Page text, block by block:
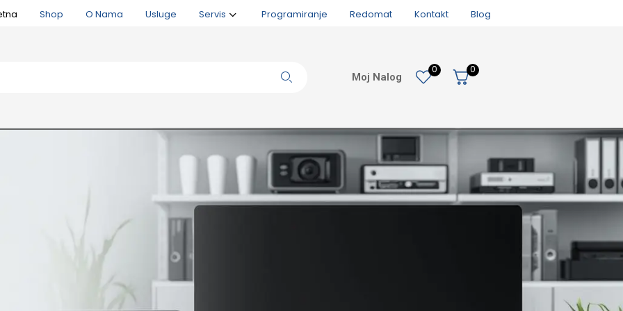
Shop O Nama Usluge Servis Programiranje Redomat Kontakt Blog
Moj Nalog
0 0